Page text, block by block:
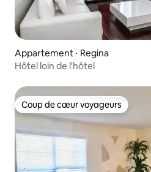
Appartement ⋅ Regina
Hôtel loin de l'hôtel
Coup de cœur voyageurs
Coup de cœur voyageurs